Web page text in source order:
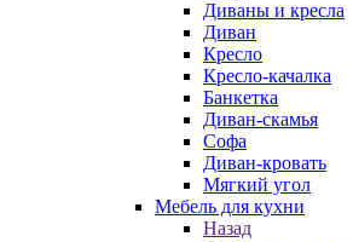
Диваны и кресла
Диван
Кресло
Кресло-качалка
Банкетка
Диван-скамья
Софа
Диван-кровать
Мягкий угол
Мебель для кухни
Назад